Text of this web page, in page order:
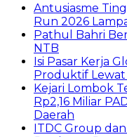
Antusiasme
Run 2026
Pathul Bahri
NTB
​Isi Pasar Kerja
Produktif Lewat
Kejari Lombok
Rp2,16 Miliar
Daerah
ITDC Group